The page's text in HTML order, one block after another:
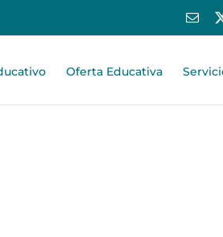
Oferta Educativa